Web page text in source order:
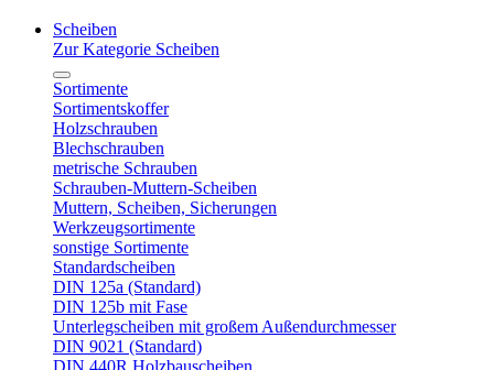
Scheiben
Zur Kategorie Scheiben
Sortimente
Sortimentskoffer
Holzschrauben
Blechschrauben
metrische Schrauben
Schrauben-Muttern-Scheiben
Muttern, Scheiben, Sicherungen
Werkzeugsortimente
sonstige Sortimente
Standardscheiben
DIN 125a (Standard)
DIN 125b mit Fase
Unterlegscheiben mit großem Außendurchmesser
DIN 9021 (Standard)
DIN 440R Holzbauscheiben